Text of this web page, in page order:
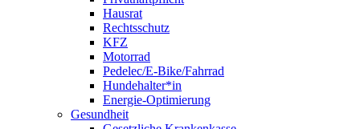
Hausrat
Rechtsschutz
KFZ
Motorrad
Pedelec/E-Bike/Fahrrad
Hundehalter*in
Energie-Optimierung
Gesundheit